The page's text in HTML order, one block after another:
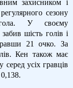
захисником і
сезону
У своєму
шість голів і
21 очко. За
Кен також має
усіх гравців